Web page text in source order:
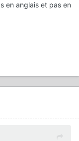
en anglais et pas en